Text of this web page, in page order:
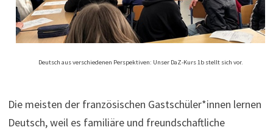
Deutsch aus verschiedenen Perspektiven: Unser DaZ-Kurs 1b stellt sich vor.
Die meisten der französischen Gastschüler*innen lernen
Deutsch, weil es familiäre und freundschaftliche